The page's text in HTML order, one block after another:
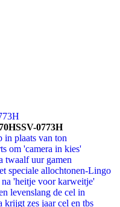
0773H
plaats van ton
om 'camera in kies'
twaalf uur gamen
speciale allochtonen-Lingo
'heitje voor karweitje'
levenslang de cel in
krijgt zes jaar cel en tbs